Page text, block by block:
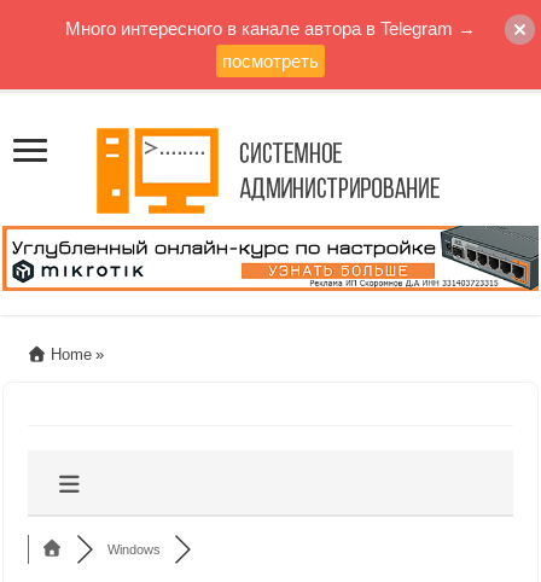
Home »
Windows
Много интересного в канале автора в Telegram →
посмотреть